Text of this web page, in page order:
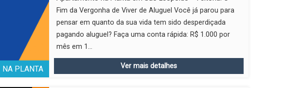
NA PLANTA
Fim da Vergonha de Viver de Aluguel Você já parou para
pensar em quanto da sua vida tem sido desperdiçada
pagando aluguel? Faça uma conta rápida: R$ 1.000 por
mês em 1...
Ver mais detalhes